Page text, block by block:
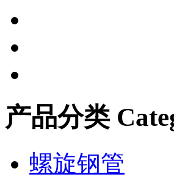
产品分类
螺旋钢管